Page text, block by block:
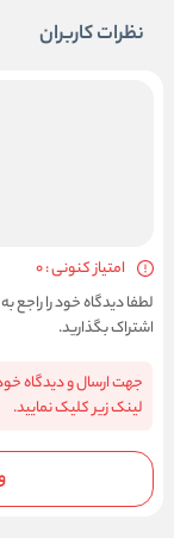
نظرات کاربران
امتیاز کنونی : 0
لطفا دیدگاه خود را راجع
اشتراک بگذارید.
جهت ارسال و دیدگاه
لینک زیر کلیک نمایید.